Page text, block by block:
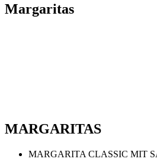
Margaritas
MARGARITAS
MARGARITA CLASSIC MIT